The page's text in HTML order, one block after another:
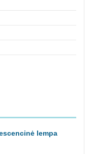
lempa